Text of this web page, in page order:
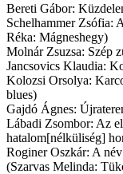
Bereti Gábor:
Schelhammer Zsófia:
Réka: Mágneshegy)
Molnár Zsuzsa: Szép
Jancsovics Klaudia:
Kolozsi Orsolya:
blues)
Gajdó Ágnes:
Lábadi Zsombor: Az
hatalom­[nélküliség]
Roginer Oszkár: A
(Szar­vas Melinda: